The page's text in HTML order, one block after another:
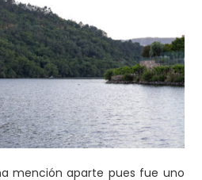
mención aparte pues fue uno